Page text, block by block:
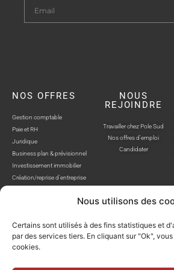
Nous utilisons des
Certains sont utilisés à des fins statistiques et
par des services tiers. En cliquant sur "Ok",
cookies.
NOS OFFRES
Gestion comptable
Paie et RH
Juridique
Business plan & prévisionnel
Investissement immobilier
Création/reprise d'entreprise
NOUS
REJOINDRE
Travailler chez Pole Sud
Nos offres d'emploi
Candidater
POLE SUD, TOUS DROITS RÉSERVÉS © SITE
Politique de confidentialitéMentions légales